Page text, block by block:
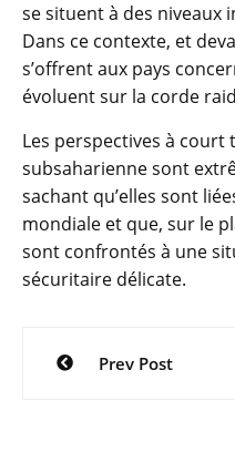
se situent à des niveaux
Dans ce contexte, et
s’offrent aux pays
évoluent sur la corde
Les perspectives à court
subsaharienne sont
sachant qu’elles sont
mondiale et que, sur le
sont confrontés à une
sécuritaire délicate.
Navigation
Prev Post